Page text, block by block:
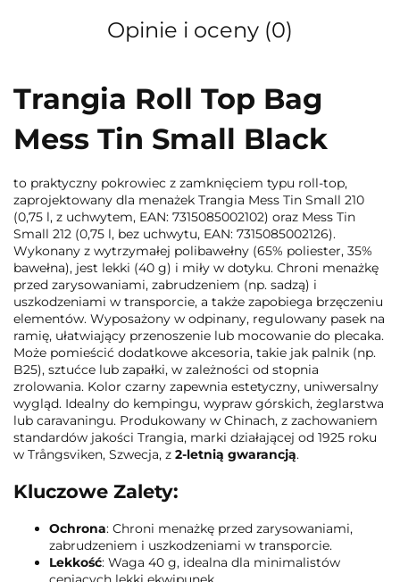
Opinie i oceny (0)
Trangia Roll Top Bag
Mess Tin Small Black
to praktyczny pokrowiec z zamknięciem typu roll-top,
zaprojektowany dla menażek Trangia Mess Tin Small 210
(0,75 l, z uchwytem, EAN: 7315085002102) oraz Mess Tin
Small 212 (0,75 l, bez uchwytu, EAN: 7315085002126).
Wykonany z wytrzymałej polibawełny (65% poliester, 35%
bawełna), jest lekki (40 g) i miły w dotyku. Chroni menażkę
przed zarysowaniami, zabrudzeniem (np. sadzą) i
uszkodzeniami w transporcie, a także zapobiega brzęczeniu
elementów. Wyposażony w odpinany, regulowany pasek na
ramię, ułatwiający przenoszenie lub mocowanie do plecaka.
Może pomieścić dodatkowe akcesoria, takie jak palnik (np.
B25), sztućce lub zapałki, w zależności od stopnia
zrolowania. Kolor czarny zapewnia estetyczny, uniwersalny
wygląd. Idealny do kempingu, wypraw górskich, żeglarstwa
lub caravaningu. Produkowany w Chinach, z zachowaniem
standardów jakości Trangia, marki działającej od 1925 roku
w Trångsviken, Szwecja, z 2-letnią gwarancją.
Kluczowe Zalety:
Ochrona: Chroni menażkę przed zarysowaniami,
zabrudzeniem i uszkodzeniami w transporcie.
Lekkość: Waga 40 g, idealna dla minimalistów